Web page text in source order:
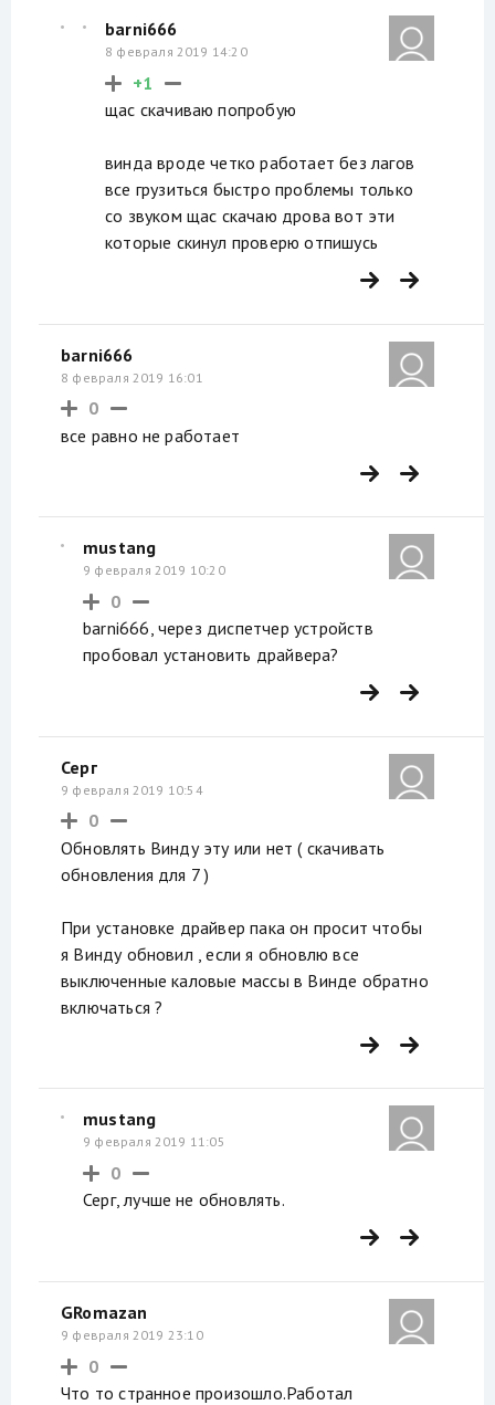
barni666
8 февраля 2019 14:20
+1
щас скачиваю попробую
винда вроде четко работает без лагов
все грузиться быстро проблемы только
со звуком щас скачаю дрова вот эти
которые скинул проверю отпишусь
barni666
8 февраля 2019 16:01
0
все равно не работает
mustang
9 февраля 2019 10:20
0
barni666, через диспетчер устройств
пробовал установить драйвера?
Серг
9 февраля 2019 10:54
0
Обновлять Винду эту или нет ( скачивать
обновления для 7 )
При установке драйвер пака он просит чтобы
я Винду обновил , если я обновлю все
выключенные каловые массы в Винде обратно
включаться ?
mustang
9 февраля 2019 11:05
0
Серг, лучше не обновлять.
GRomazan
9 февраля 2019 23:10
0
Что то странное произошло.Работал